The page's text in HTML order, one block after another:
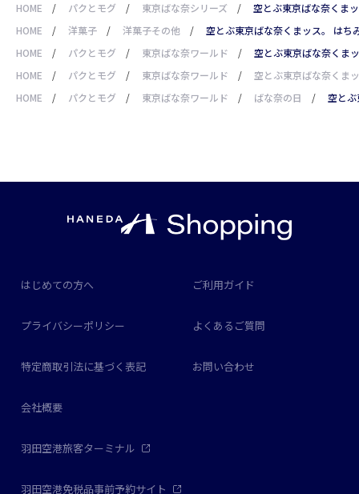
HOME / パクとモグ / 東京ばな奈シリーズ /
空とぶ東京ばな奈くま
HOME
/ 洋菓子 / 洋菓子その他 /
空とぶ東京ばな奈くまッス。 は
HOME
/ パクとモグ / 東京ばな奈ワールド /
空とぶ東京ばな奈くま
HOME
/ パクとモグ / 東京ばな奈ワールド /
空とぶ東京ばな奈くま
HOME
/ パクとモグ / 東京ばな奈ワールド / ばな奈の日 / 空と
はじめての方へ ご利用ガイド
プライバシーポリシー よくあるご質問
特定商取引法に基づく表記 お問い合わせ
会社概要
羽田空港旅客ターミナル
羽田空港免税品事前予約サイト